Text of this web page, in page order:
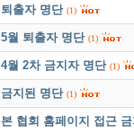
퇴출자 명단 (1)
5월 퇴출자 명단 (1)
4월 2차 금지자 명단 (1)
금지된 명단 (1)
본 협회 홈페이지 접근